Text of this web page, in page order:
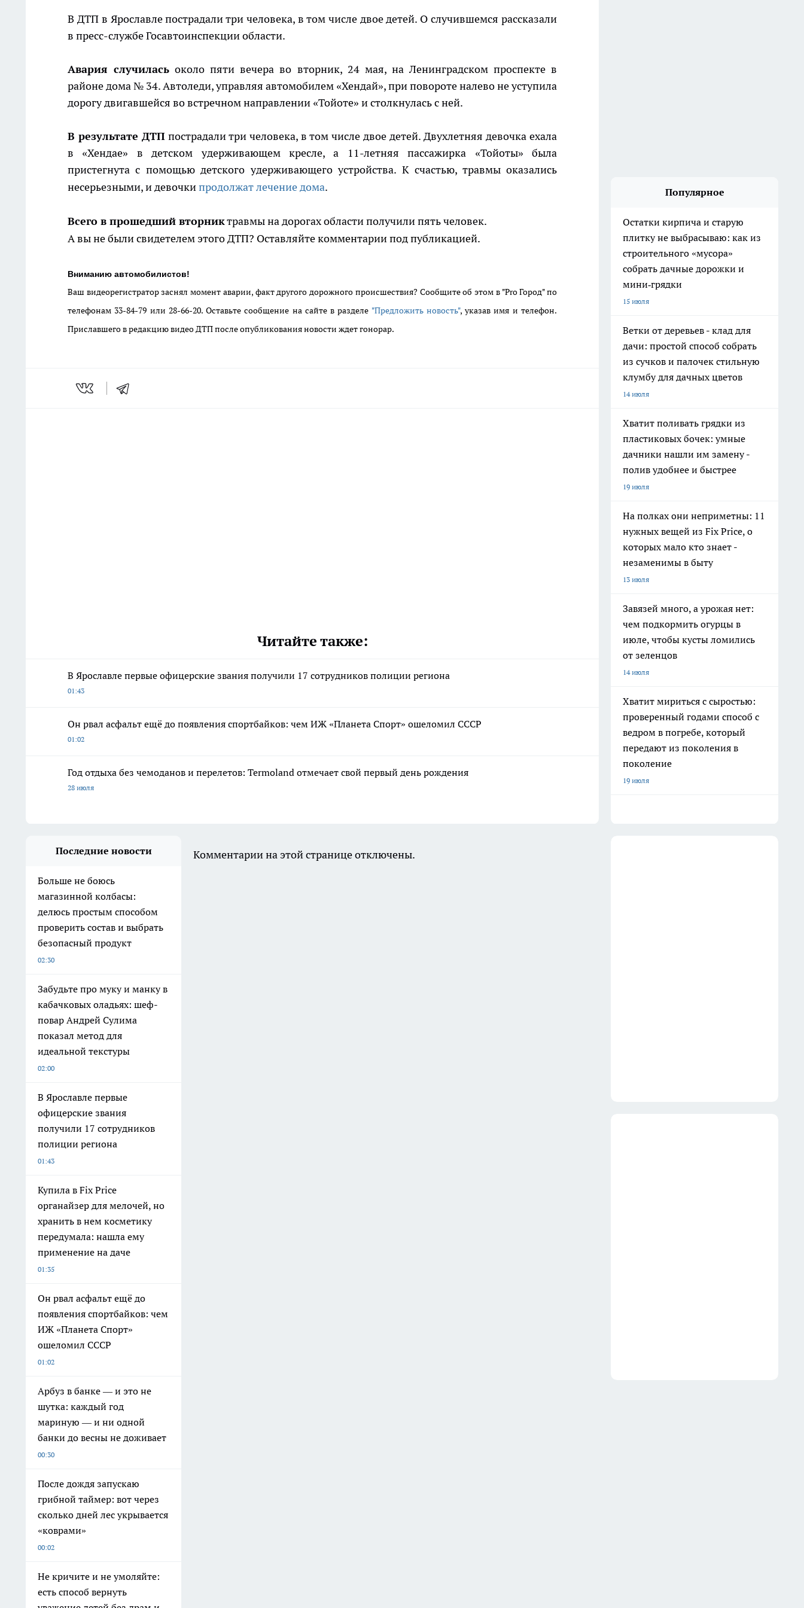
В ДТП в Ярославле пострадали три человека, в том числе двое детей. О случившемся рассказали
в пресс-службе Госавтоинспекции области.
Авария случилась около пяти вечера во вторник, 24 мая, на Ленинградском проспекте в
районе дома № 34. Автоледи, управляя автомобилем «Хендай», при повороте налево не уступила
дорогу двигавшейся во встречном направлении «Тойоте» и столкнулась с ней.
В результате ДТП пострадали три человека, в том числе двое детей. Двухлетняя девочка ехала
в «Хендае» в детском удерживающем кресле, а 11-летняя пассажирка «Тойоты» была
пристегнута с помощью детского удерживающего устройства. К счастью, травмы оказались
несерьезными, и девочкипродолжат лечение дома.
Всего в прошедший вторниктравмы на дорогах области получили пять человек.
А вы не были свидетелем этого ДТП? Оставляйте комментарии под публикацией.
Вниманию автомобилистов!
Ваш видеорегистратор заснял момент аварии, факт другого дорожного происшествия? Сообщите об этом в "Pro Город" по
телефонам 33-84-79 или 28-66-20. Оставьте сообщение на сайте в разделе "Предложить новость", указав имя и телефон.
Приславшего в редакцию видео ДТП после опубликования новости ждет гонорар.
Читайте также:
В Ярославле первые офицерские звания получили 17 сотрудников полиции региона
01:43
Он рвал асфальт ещё до появления спортбайков: чем ИЖ «Планета Спорт» ошеломил СССР
01:02
Год отдыха без чемоданов и перелетов: Termoland отмечает свой первый день рождения
28 июля
Популярное
Остатки кирпича и старую
плитку не выбрасываю: как из
строительного «мусора»
собрать дачные дорожки и
мини‑грядки
15 июля
Ветки от деревьев - клад для
дачи: простой способ собрать
из сучков и палочек стильную
клумбу для дачных цветов
14 июля
Хватит поливать грядки из
пластиковых бочек: умные
дачники нашли им замену -
полив удобнее и быстрее
19 июля
На полках они неприметны: 11
нужных вещей из Fix Price, о
которых мало кто знает -
незаменимы в быту
13 июля
Завязей много, а урожая нет:
чем подкормить огурцы в
июле, чтобы кусты ломились
от зеленцов
14 июля
Хватит мириться с сыростью:
проверенный годами способ с
ведром в погребе, который
передают из поколения в
поколение
19 июля
Последние новости
Больше не боюсь
магазинной колбасы:
делюсь простым способом
проверить состав и выбрать
безопасный продукт
02:30
Забудьте про муку и манку в
кабачковых оладьях: шеф-
повар Андрей Сулима
показал метод для
идеальной текстуры
02:00
В Ярославле первые
офицерские звания
получили 17 сотрудников
полиции региона
01:43
Купила в Fix Price
органайзер для мелочей, но
хранить в нем косметику
передумала: нашла ему
применение на даче
01:35
Он рвал асфальт ещё до
появления спортбайков: чем
ИЖ «Планета Спорт»
ошеломил СССР
01:02
Арбуз в банке — и это не
шутка: каждый год
мариную — и ни одной
банки до весны не доживает
00:30
После дождя запускаю
грибной таймер: вот через
сколько дней лес укрывается
«коврами»
00:02
Не кричите и не умоляйте:
есть способ вернуть
Комментарии на этой странице отключены.